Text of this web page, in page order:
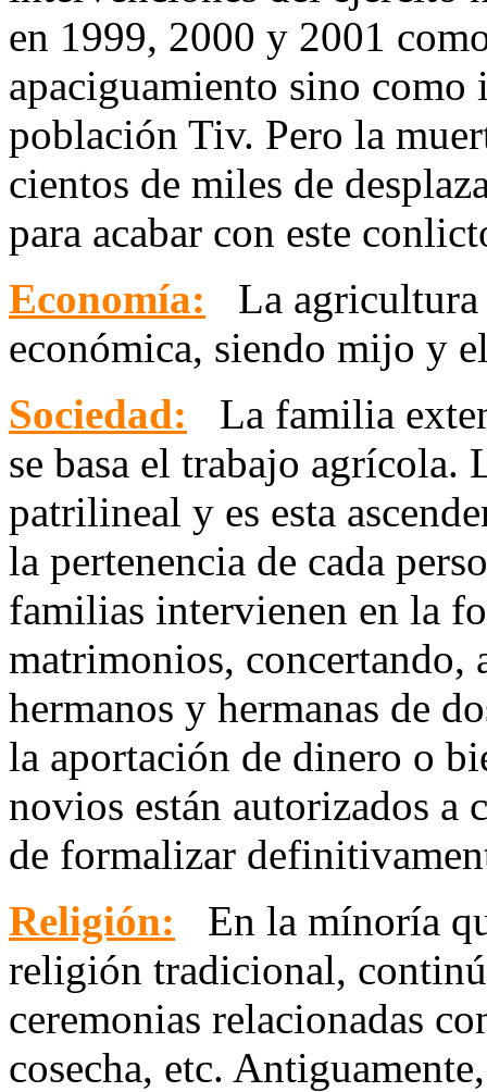
en 1999, 2000 y 2001
apaciguamiento sino como
población Tiv. Pero la
cientos de miles de
para acabar con este
Economía:
La
económica, siendo mijo y
Sociedad:
La familia
se basa el trabajo agrícola.
patrilineal y es esta
la pertenencia de cada
familias intervienen en la
matrimonios, concertando,
hermanos y hermanas de
la aportación de dinero o
novios están autorizados a
de formalizar
Religión:
En la mínoría
religión tradicional,
ceremonias relacionadas
cosecha, etc.